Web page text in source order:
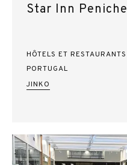
Star Inn Peniche
HÔTELS ET RESTAURANTS
PORTUGAL
JINKO